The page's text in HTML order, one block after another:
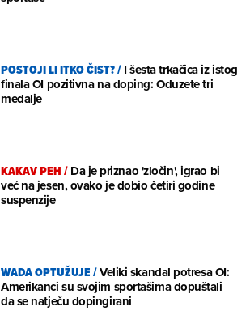
POSTOJI LI ITKO ČIST?/I šesta trkačica iz istog
finala OI pozitivna na doping: Oduzete tri
medalje
KAKAV PEH/Da je priznao 'zločin', igrao bi
već na jesen, ovako je dobio četiri godine
suspenzije
WADA OPTUŽUJE/Veliki skandal potresa OI:
Amerikanci su svojim sportašima dopuštali
da se natječu dopingirani